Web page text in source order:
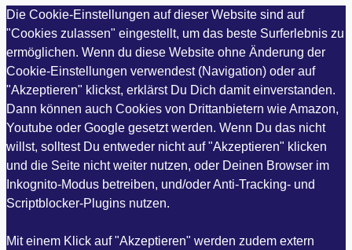
Die Cookie-Einstellungen auf dieser Website sind auf
"Cookies zulassen" eingestellt, um das beste Surferlebnis zu
ermöglichen. Wenn du diese Website ohne Änderung der
Cookie-Einstellungen verwendest (Navigation) oder auf
"Akzeptieren" klickst, erklärst Du Dich damit einverstanden.
Dann können auch Cookies von Drittanbietern wie Amazon,
Youtube oder Google gesetzt werden. Wenn Du das nicht
willst, solltest Du entweder nicht auf "Akzeptieren" klicken
und die Seite nicht weiter nutzen, oder Deinen Browser im
Inkognito-Modus betreiben, und/oder Anti-Tracking- und
Scriptblocker-Plugins nutzen.
Mit einem Klick auf "Akzeptieren" werden zudem extern